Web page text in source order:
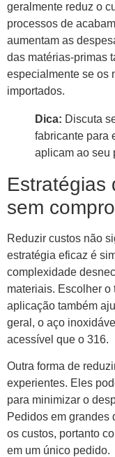
geralmente reduz o
processos de
aumentam as
das matérias-primas
especialmente se os
importados.
Dica: Discuta
fabricante para
aplicam ao seu
Estratégias
sem
Reduzir custos não
estratégia eficaz é
complexidade
materiais. Escolher
aplicação também
geral, o aço
acessível que o 316.
Outra forma de
experientes. Eles
para minimizar o
Pedidos em grandes
os custos, portanto
em um único pedido.